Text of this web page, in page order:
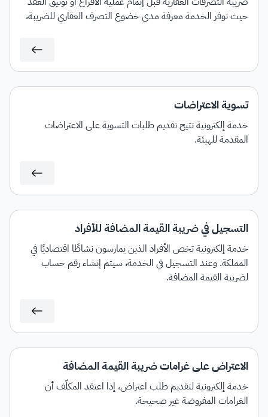
حيث توفر الخدمة معرفة مدى خضوع التصرف العقاري للضريبة،
تسوية الاعتراضات
خدمة إلكترونية تتيح تقديم طلبات التسوية على الاعتراضات
المقدمة للهيئة.
التسجيل في ضريبة القيمة المضافة للأفراد
خدمة إلكترونية تخص الأفراد الذين يمارسون نشاطًا اقتصاديًا في
المملكة. وعند التسجيل في الخدمة، سيتم إنشاء رقم حساب
لضريبة القيمة المضافة.
الاعتراض على غرامات ضريبة القيمة المضافة
خدمة إلكترونية لتقديم طلب اعتراض، إذا اعتقد المكلَّف أن
الغرامات المفروضة غير صحيحة.